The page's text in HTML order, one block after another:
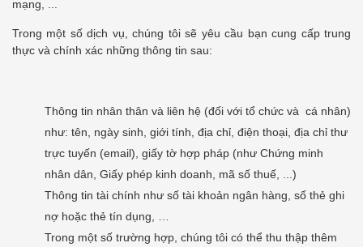
mạng, ...
Trong một số dịch vụ, chúng tôi sẽ yêu cầu bạn cung cấp trung
thực và chính xác những thông tin sau:
Thông tin nhân thân và liên hệ (đối với tổ chức và cá nhân)
như: tên, ngày sinh, giới tính, địa chỉ, điện thoại, địa chỉ thư
trực tuyến (email), giấy tờ hợp pháp (như Chứng minh
nhân dân, Giấy phép kinh doanh, mã số thuế, ...)
Thông tin tài chính như số tài khoản ngân hàng, số thẻ ghi
nợ hoặc thẻ tín dụng, …
Trong một số trường hợp, chúng tôi có thể thu thập thêm